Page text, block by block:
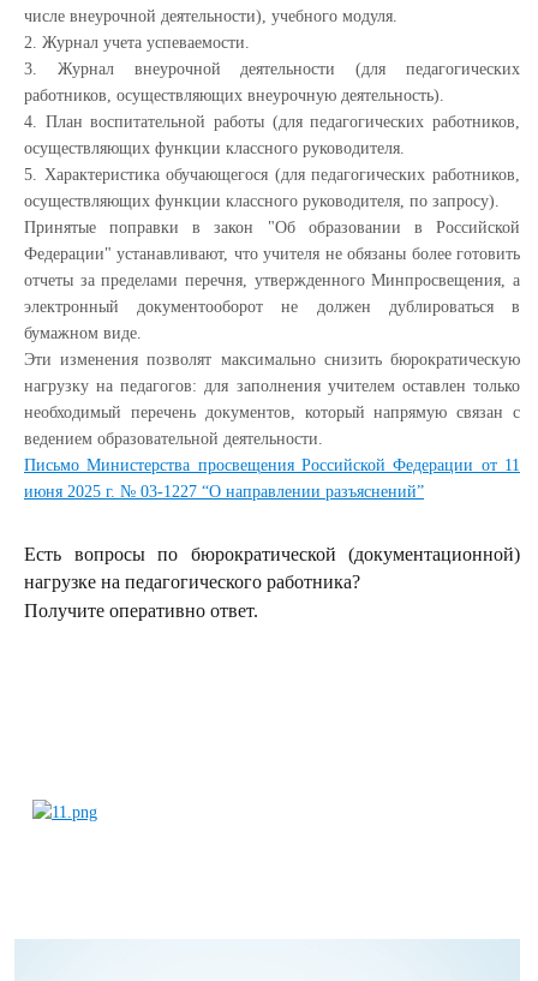
числе внеурочной деятельности), учебного модуля.
2. Журнал учета успеваемости.
3. Журнал внеурочной деятельности (для педагогических
работников, осуществляющих внеурочную деятельность).
4. План воспитательной работы (для педагогических работников,
осуществляющих функции классного руководителя.
5. Характеристика обучающегося (для педагогических работников,
осуществляющих функции классного руководителя, по запросу).
Принятые поправки в закон "Об образовании в Российской
Федерации" устанавливают, что учителя не обязаны более готовить
отчеты за пределами перечня, утвержденного Минпросвещения, а
электронный документооборот не должен дублироваться в
бумажном виде.
Эти изменения позволят максимально снизить бюрократическую
нагрузку на педагогов: для заполнения учителем оставлен только
необходимый перечень документов, который напрямую связан с
ведением образовательной деятельности.
Письмо Министерства просвещения Российской Федерации от 11
июня 2025 г. № 03-1227 “О направлении разъяснений”
Есть вопросы по бюрократической (документационной)
нагрузке на педагогического работника?
Получите оперативно ответ.